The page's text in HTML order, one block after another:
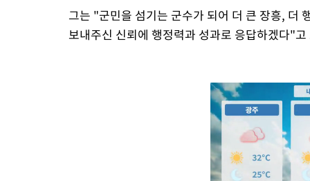
그는 "군민을 섬기는 군수가 되어 더 큰 장흥, 더
보내주신 신뢰에 행정력과 성과로 응답하겠다"